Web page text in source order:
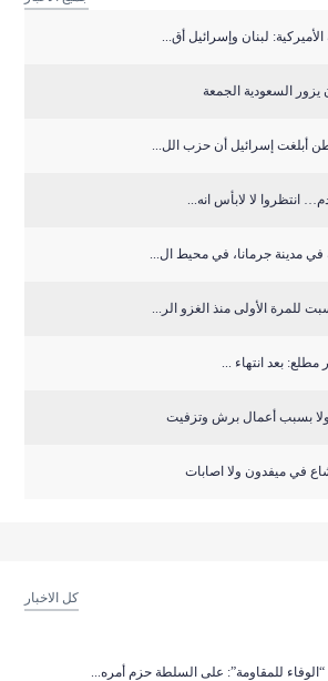
لبنان وإسرائيل أق...
يزور السعودية الجمعة
أبلغت إسرائيل أن حزب الل...
انتظروا لا لابأس انه...
في مدينة جرمانا، في محيط ال...
للمرة الأولى منذ الغزو الر...
بعد انتهاء ...
بسبب أعمال برش وتزفيت
في ميفدون ولا اصابات
كل الاخبار
“الوفاء للمقاومة”: على السلطة حزم أمره...